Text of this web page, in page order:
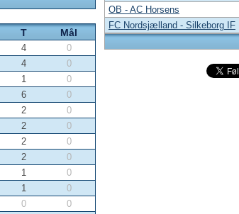
T Mål
4
0
4
0
1
0
6
0
2
0
2
0
2
0
2
0
1
0
1
0
0
0
OB - AC Horsens
FC Nordsjælland - Silkeborg IF